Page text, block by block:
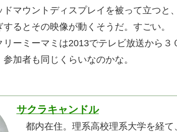
マウントディスプレイを被って立つと
るとその映像が動くそうだ。すごい。
ーミーマミは2013でテレビ放送から３
加者も同じくらいなのかな。
サクラキャンドル
都内在住。理系高校理系大学を経て